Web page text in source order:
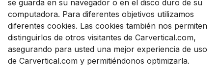
se guarda en su navegador o en el disco duro de su
computadora. Para diferentes objetivos utilizamos
diferentes cookies. Las cookies también nos permiten
distinguirlos de otros visitantes de Carvertical.com,
asegurando para usted una mejor experiencia de uso
de Carvertical.com y permitiéndonos optimizarla.